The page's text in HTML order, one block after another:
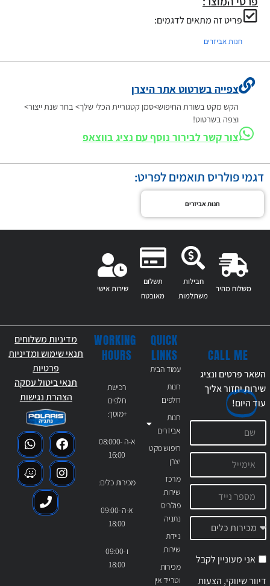
פריט זה מתאים לדגמים:
חנות אביזרים
צפייה בשרטוט אתר היצרן
הקש מקט בשורת החיפוש>סמן קטגוריית הכלי שלך> בחר שנת ייצור>
וצפה בשרטוט!
צור קשר לבירור נוסף עם נציג בווצאפ
דגמי פולריס תואמים לפריט:
חנות אביזרים
משלוח מהיר
חבילות
משתלמות
תשלום
מאובטח
שירות אישי
QUICK
LINKS
עמוד הבית
חנות
חלפים
חנות
אביזרים
חיפוש מקט
יצרן
מרכז
שירות
פולריס
נתניה
ניידת
שירות
מכירות
וטרייד אין
WORKING
HOURS
רכישת
חלפים
+מוסך:
א-ה 08:000-
16:00
מכירות כלים:
א-ה 09:00-
18:00
ו 09:00-
18:00
CALL ME
השאר פרטים ונציג
שירות יחזור אליך
עודהיום!
אני מעוניין לקבל
דיוור שיווקי, הצעות
מדיניות משלוחים
תנאי שימוש ומדיניות
פרטיות
תנאי ביטול עסקה
הצהרת נגישות